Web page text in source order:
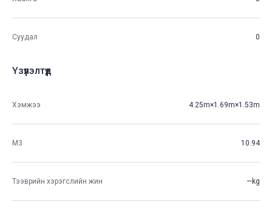
Суудал 0
Үзүүлэлтүүд
Хэмжээ 4.25m×1.69m×1.53m
М3 10.94
Тээврийн хэрэгслийн жин —kg